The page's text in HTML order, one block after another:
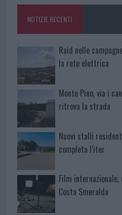
o
k
p
NOTIZIE RECENTI
Raid nelle
la rete elettrica
Monte Pino, via i
ritrova la strada
Nuovi stalli
completa l’iter
Film
Costa Smeralda